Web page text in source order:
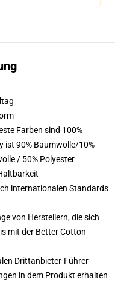
Farben sind 100%
ist 90% Baumwolle/10%
/ 50% Polyester
internationalen Standards
von Herstellern, die sich
mit der Better Cotton
Drittanbieter-Führer
in dem Produkt erhalten